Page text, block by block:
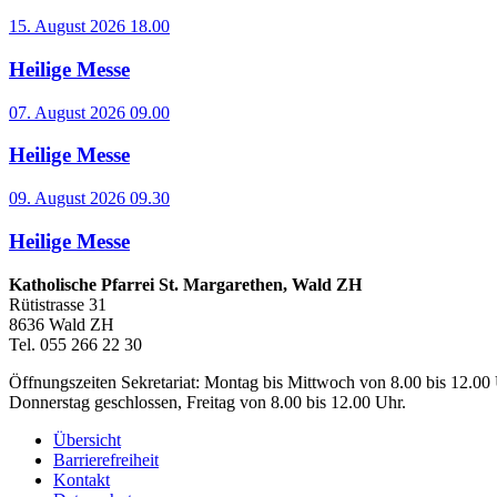
15. August 2026 18.00
Heilige Messe
07. August 2026 09.00
Heilige Messe
09. August 2026 09.30
Heilige Messe
Katholische Pfarrei St. Margarethen, Wald ZH
Rütistrasse 31
8636 Wald ZH
Tel. 055 266 22 30
Öffnungszeiten Sekretariat: Montag bis Mittwoch von 8.00 bis 12.00
Donnerstag geschlossen, Freitag von 8.00 bis 12.00 Uhr.
Übersicht
Barrierefreiheit
Kontakt